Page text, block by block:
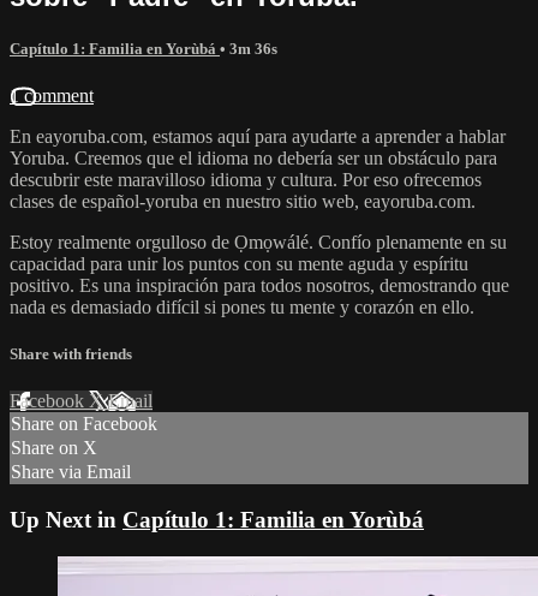
Capítulo 1: Familia en Yorùbá • 3m 36s
1 comment
En eayoruba.com, estamos aquí para ayudarte a aprender a hablar
Yoruba. Creemos que el idioma no debería ser un obstáculo para
descubrir este maravilloso idioma y cultura. Por eso ofrecemos
clases de español-yoruba en nuestro sitio web, eayoruba.com.
Estoy realmente orgulloso de Ọmọwálé. Confío plenamente en su
capacidad para unir los puntos con su mente aguda y espíritu
positivo. Es una inspiración para todos nosotros, demostrando que
nada es demasiado difícil si pones tu mente y corazón en ello.
Share with friends
Facebook XEmail
Share on Facebook
Share on X
Share via Email
Up Next in Capítulo 1: Familia en Yorùbá